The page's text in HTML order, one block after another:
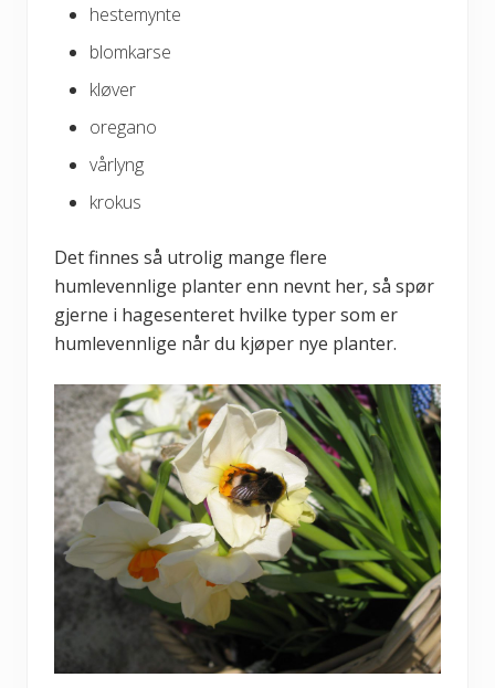
hestemynte
blomkarse
kløver
oregano
vårlyng
krokus
Det finnes så utrolig mange flere
humlevennlige planter enn nevnt her, så spør
gjerne i hagesenteret hvilke typer som er
humlevennlige når du kjøper nye planter.